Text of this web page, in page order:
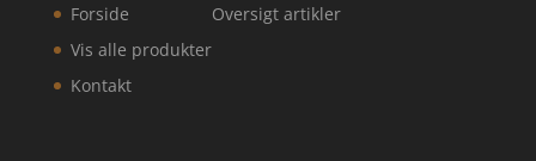
Forside
Vis alle produkter
Kontakt
Oversigt artikler